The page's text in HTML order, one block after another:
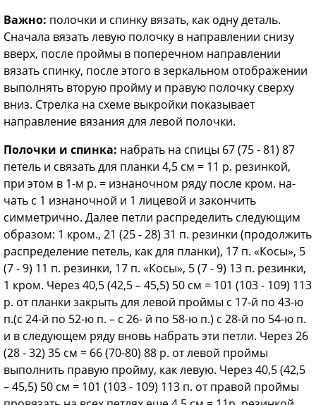
Важно: полочки и спинку вязать, как одну деталь.
Сначала вязать левую полочку в направлении снизу
вверх, после проймы в поперечном направлении
вязать спинку, после этого в зеркальном отображении
выполнять вторую пройму и правую полочку сверху
вниз. Стрелка на схеме выкройки показывает
направление вязания для левой полочки.
Полочки и спинка: набрать на спицы 67 (75 - 81) 87
петель и связать для планки 4,5 см = 11 р. резинкой,
при этом в 1-м р. = изнаночном ряду после кром. на­
чать с 1 изнаночной и 1 лицевой и закончить
симметрично. Далее петли распределить следующим
образом: 1 кром., 21 (25 - 28) 31 п. резинки (продолжить
распределение петель, как для планки), 17 п. «Косы», 5
(7 - 9) 11 п. резинки, 17 п. «Косы», 5 (7 - 9) 13 п. резинки,
1 кром. Через 40,5 (42,5 – 45,5) 50 см = 101 (103 - 109) 113
р. от планки закрыть для левой проймы с 17-й по 43-ю
п.(с 24-й по 52-ю п. – с 26- й по 58-ю п.) с 28-й по 54-ю п.
и в следующем ряду вновь набрать эти петли. Через 26
(28 - 32) 35 см = 66 (70-80) 88 р. от левой проймы
выполнить правую пройму, как левую. Через 40,5 (42,5
– 45,5) 50 см = 101 (103 - 109) 113 п. от правой проймы